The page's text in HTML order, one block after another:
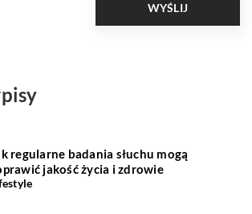
regularne badania słuchu mogą
jakość życia i zdrowie